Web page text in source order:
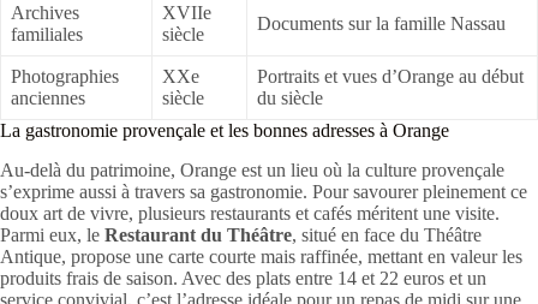
Archives
familiales
XVIIe
siècle
Documents sur la famille Nassau
Photographies
anciennes
XXe
siècle
Portraits et vues d’Orange au début
du siècle
La gastronomie provençale et les bonnes adresses à Orange
Au-delà du patrimoine, Orange est un lieu où la culture provençale
s’exprime aussi à travers sa gastronomie. Pour savourer pleinement ce
doux art de vivre, plusieurs restaurants et cafés méritent une visite.
Parmi eux, le Restaurant du Théâtre, situé en face du Théâtre
Antique, propose une carte courte mais raffinée, mettant en valeur les
produits frais de saison. Avec des plats entre 14 et 22 euros et un
service convivial, c’est l’adresse idéale pour un repas de midi sur une